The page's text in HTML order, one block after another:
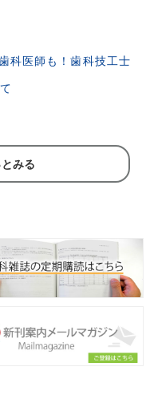
科医師も！歯科技工士
みる